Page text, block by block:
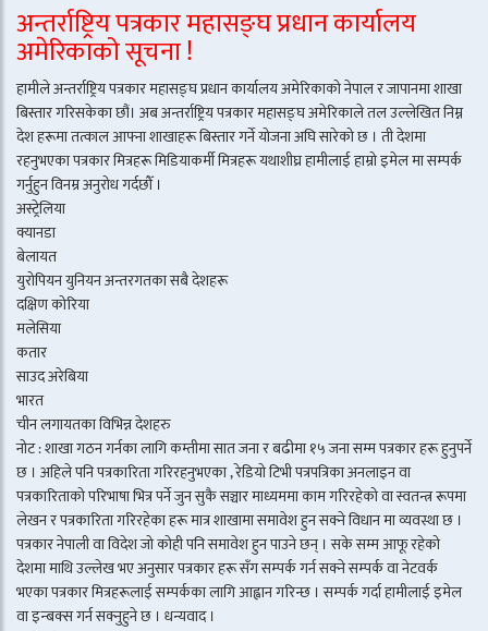
अन्तर्राष्ट्रिय पत्रकार महासङ्घ प्रधान कार्यालय
अमेरिकाको सूचना !
हामीले अन्तर्राष्ट्रिय पत्रकार महासङ्घ प्रधान कार्यालय अमेरिकाको नेपाल र जापानमा शाखा
बिस्तार गरिसकेका छौं। अब अन्तर्राष्ट्रिय पत्रकार महासङ्घ अमेरिकाले तल उल्लेखित निम्न
देश हरूमा तत्काल आफ्ना शाखाहरू बिस्तार गर्ने योजना अघि सारेको छ । ती देशमा
रहनुभएका पत्रकार मित्रहरू मिडियाकर्मी मित्रहरू यथाशीघ्र हामीलाई हाम्रो इमेल मा सम्पर्क
गर्नुहुन विनम्र अनुरोध गर्दछौँ ।
अस्ट्रेलिया
क्यानडा
बेलायत
युरोपियन युनियन अन्तरगतका सबै देशहरू
दक्षिण कोरिया
मलेसिया
कतार
साउद अरेबिया
भारत
चीन लगायतका विभिन्न देशहरु
नोट : शाखा गठन गर्नका लागि कम्तीमा सात जना र बढीमा १५ जना सम्म पत्रकार हरू हुनुपर्ने
छ । अहिले पनि पत्रकारिता गरिरहनुभएका , रेडियो टिभी पत्रपत्रिका अनलाइन वा
पत्रकारिताको परिभाषा भित्र पर्ने जुन सुकै सञ्चार माध्यममा काम गरिरहेको वा स्वतन्त्र रूपमा
लेखन र पत्रकारिता गरिरहेका हरू मात्र शाखामा समावेश हुन सक्ने विधान मा व्यवस्था छ ।
पत्रकार नेपाली वा विदेश जो कोही पनि समावेश हुन पाउने छन् । सके सम्म आफू रहेको
देशमा माथि उल्लेख भए अनुसार पत्रकार हरू सँग सम्पर्क गर्न सक्ने सम्पर्क वा नेटवर्क
भएका पत्रकार मित्रहरूलाई सम्पर्कका लागि आह्वान गरिन्छ । सम्पर्क गर्दा हामीलाई इमेल
वा इन्बक्स गर्न सक्नुहुने छ । धन्यवाद ।